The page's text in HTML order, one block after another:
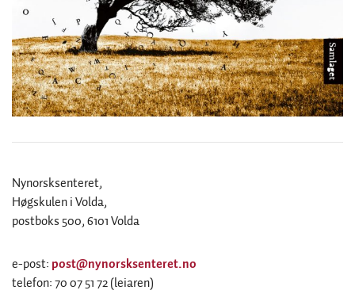
Nynorsksenteret,
Høgskulen i Volda,
postboks 500, 6101 Volda
e-post: post@nynorsksenteret.no
telefon: 70 07 51 72 (leiaren)